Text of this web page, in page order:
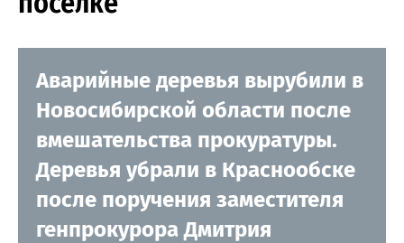
Аварийные деревья вырубили в
Новосибирской области после
вмешательства прокуратуры.
Деревья убрали в Краснообске
после поручения заместителя
генпрокурора Дмитрия